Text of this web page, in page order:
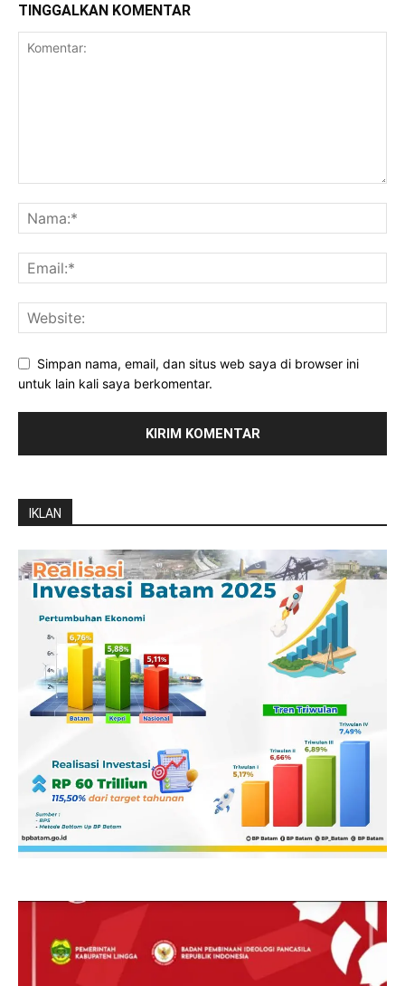
TINGGALKAN KOMENTAR
Simpan nama, email, dan situs web saya di browser ini
untuk lain kali saya berkomentar.
IKLAN